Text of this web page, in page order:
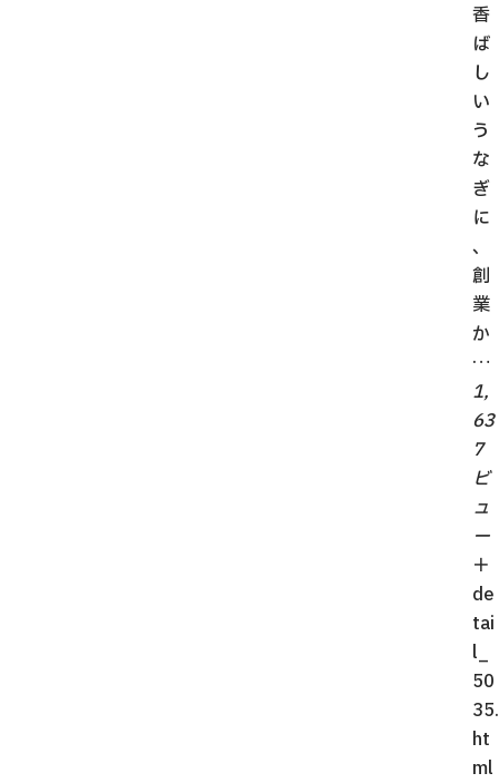
香
ば
し
い
う
な
ぎ
に
、
創
業
か
…
1,
63
7
ビ
ュ
ー
＋
de
tai
l_
50
35.
ht
ml